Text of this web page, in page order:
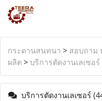
กระดานสนทนา > สอบถาม
ผลิต >บริการตัดงานเลเซอร์
บริการตัดงานเลเซอร์